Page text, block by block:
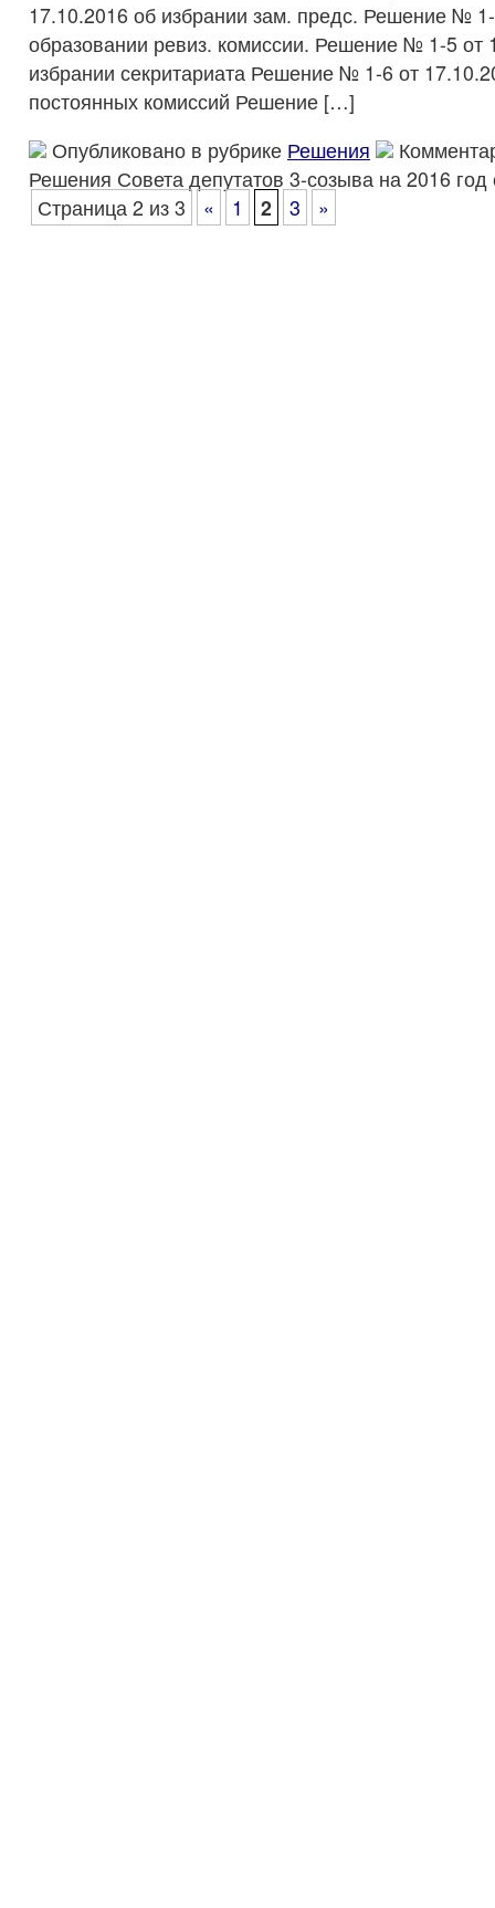
17.10.2016 об избрании зам. предс. Решение №
образовании ревиз. комиссии. Решение № 1-5 от
избрании секритариата Решение № 1-6 от
постоянных комиссий Решение […]
Опубликовано в рубрике Решения
Решения Совета депутатов 3-созыва на 2016 год
Страница 2 из 3
« 1 2 3 »